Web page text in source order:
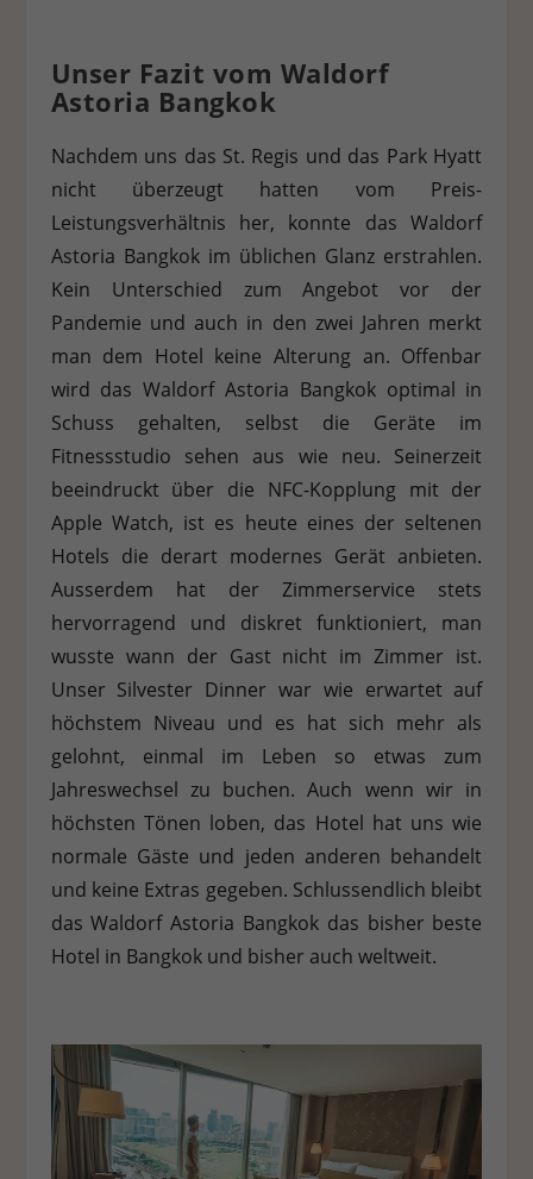
Unser Fazit vom Waldorf
Astoria Bangkok
Nachdem uns das St. Regis und das Park Hyatt
nicht überzeugt hatten vom Preis-
Leistungsverhältnis her, konnte das Waldorf
Astoria Bangkok im üblichen Glanz erstrahlen.
Kein Unterschied zum Angebot vor der
Pandemie und auch in den zwei Jahren merkt
man dem Hotel keine Alterung an. Offenbar
wird das Waldorf Astoria Bangkok optimal in
Schuss gehalten, selbst die Geräte im
Fitnessstudio sehen aus wie neu. Seinerzeit
beeindruckt über die NFC-Kopplung mit der
Apple Watch, ist es heute eines der seltenen
Hotels die derart modernes Gerät anbieten.
Ausserdem hat der Zimmerservice stets
hervorragend und diskret funktioniert, man
wusste wann der Gast nicht im Zimmer ist.
Unser Silvester Dinner war wie erwartet auf
höchstem Niveau und es hat sich mehr als
gelohnt, einmal im Leben so etwas zum
Jahreswechsel zu buchen. Auch wenn wir in
höchsten Tönen loben, das Hotel hat uns wie
normale Gäste und jeden anderen behandelt
und keine Extras gegeben. Schlussendlich bleibt
das Waldorf Astoria Bangkok das bisher beste
Hotel in Bangkok und bisher auch weltweit.